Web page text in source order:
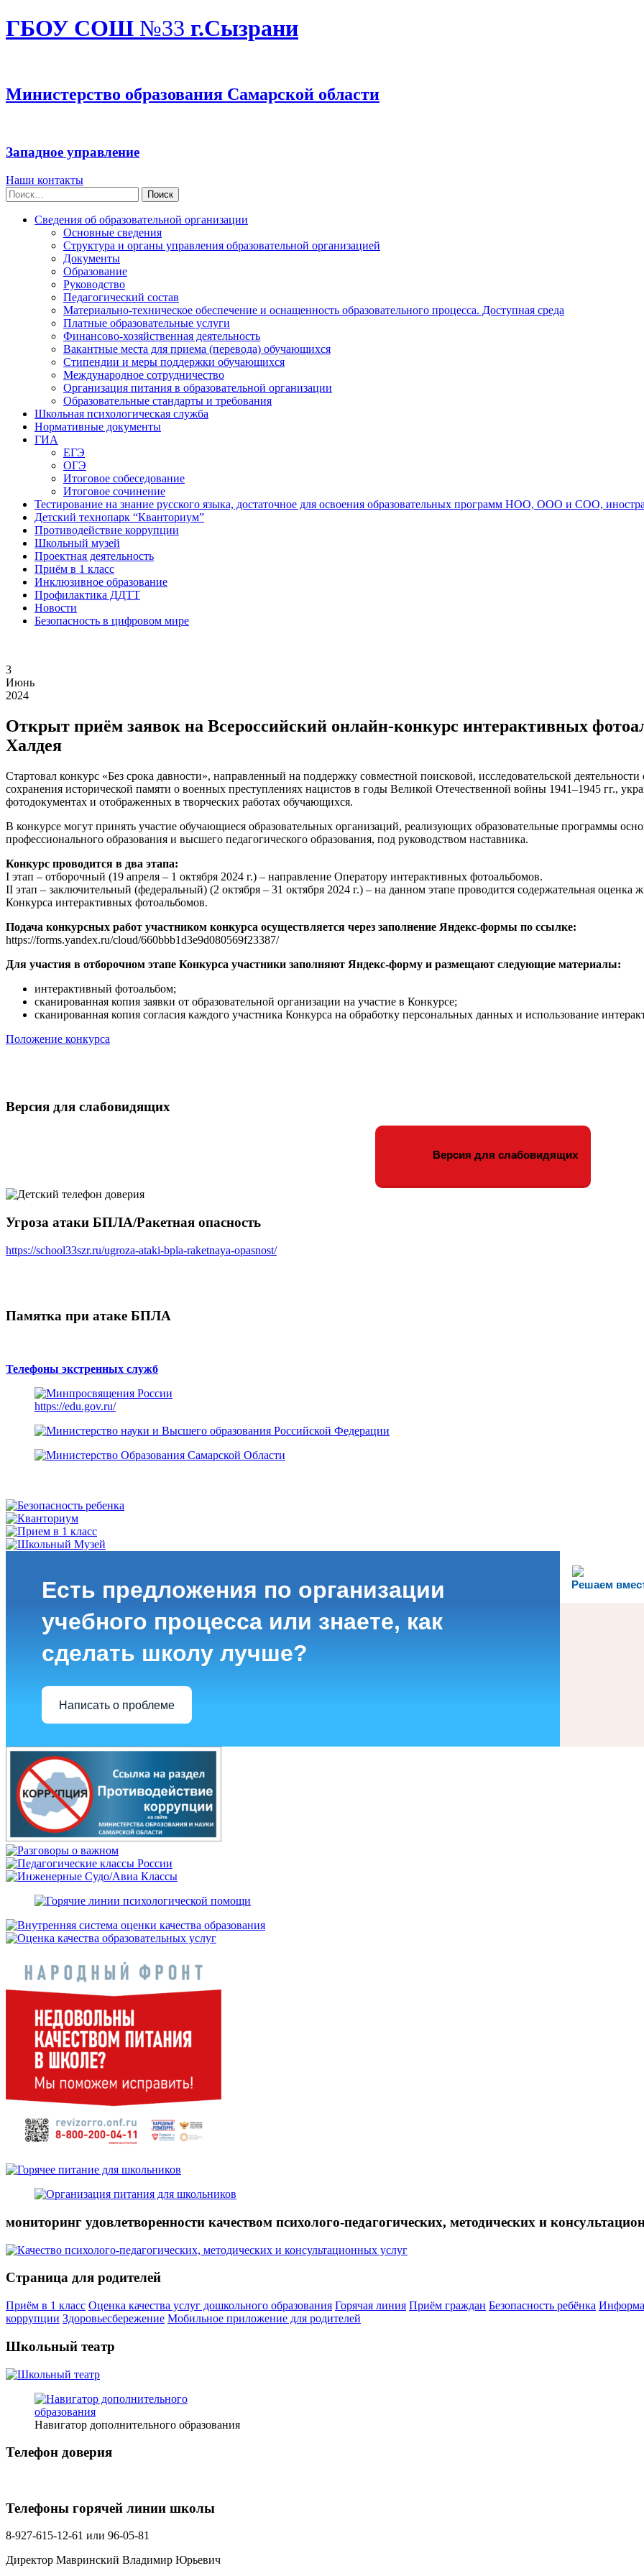
ГБОУ СОШ №33 г.Сызрани
Министерство образования Самарской области
Западное управление
Наши контакты
Найти:
Сведения об образовательной организации
Основные сведения
Структура и органы управления образовательной организацией
Документы
Образование
Руководство
Педагогический состав
Материально-техническое обеспечение и оснащенность образовательного процесса. Доступная среда
Платные образовательные услуги
Финансово-хозяйственная деятельность
Вакантные места для приема (перевода) обучающихся
Стипендии и меры поддержки обучающихся
Международное сотрудничество
Организация питания в образовательной организации
Образовательные стандарты и требования
Школьная психологическая служба
Нормативные документы
ГИА
ЕГЭ
ОГЭ
Итоговое собеседование
Итоговое сочинение
Тестирование на знание русского языка, достаточное для освоения образовательных программ НОО, ООО и СОО,
Детский технопарк “Кванториум”
Противодействие коррупции
Школьный музей
Проектная деятельность
Приём в 1 класс
Инклюзивное образование
Профилактика ДДТТ
Новости
Безопасность в цифровом мире
3
Июнь
2024
Открыт приём заявок на Всероссийский онлайн-конкурс интерактивных
Халдея
Стартовал конкурс «Без срока давности», направленный на поддержку совместной поисковой, исследовательской
сохранения исторической памяти о военных преступлениях нацистов в годы Великой Отечественной войны 1941–1945 гг.,
фотодокументах и отображенных в творческих работах обучающихся.
В конкурсе могут принять участие обучающиеся образовательных организаций, реализующих образовательные программы
профессионального образования и высшего педагогического образования, под руководством наставника.
Конкурс проводится в два этапа:
I этап – отборочный (19 апреля – 1 октября 2024 г.) – направление Оператору интерактивных фотоальбомов.
II этап – заключительный (федеральный) (2 октября – 31 октября 2024 г.) – на данном этапе проводится содержательная оценка
Конкурса интерактивных фотоальбомов.
Подача конкурсных работ участником конкурса осуществляется через заполнение Яндекс-формы по ссылке:
https://forms.yandex.ru/cloud/660bbb1d3e9d080569f23387/
Для участия в отборочном этапе Конкурса участники заполняют Яндекс-форму и размещают следующие материалы:
интерактивный фотоальбом;
сканированная копия заявки от образовательной организации на участие в Конкурсе;
сканированная копия согласия каждого участника Конкурса на обработку персональных данных и использование
Положение конкурса
Версия для слабовидящих
Версия для слабовидящих
Угроза атаки БПЛА/Ракетная опасность
https://school33szr.ru/ugroza-ataki-bpla-raketnaya-opasnost/
Памятка при атаке БПЛА
Телефоны экстренных служб
https://edu.gov.ru/
Решаем
Есть предложения по организации
учебного процесса или знаете, как
сделать школу лучше?
Написать о проблеме
мониторинг удовлетворенности качеством психолого-педагогических, методических и
Страница для родителей
Приём в 1 класс Оценка качества услуг дошкольного образования Горячая линия Приём граждан Безопасность ребёнка
коррупции Здоровьесбережение Мобильное приложение для родителей
Школьный театр
Навигатор дополнительного образования
Телефон доверия
Телефоны горячей линии школы
8-927-615-12-61 или 96-05-81
Директор Мавринский Владимир Юрьевич